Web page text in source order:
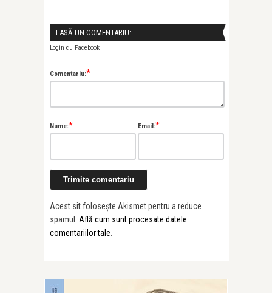
LASĂ UN COMENTARIU:
Login cu Facebook
Comentariu:*
Nume:* Email:*
Acest sit folosește Akismet pentru a reduce
spamul. Află cum sunt procesate datele
comentariilor tale.